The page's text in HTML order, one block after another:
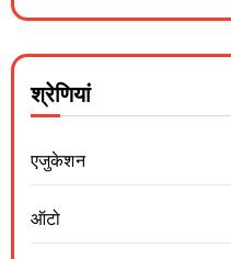
श्रेणियां
एजुकेशन
ऑटो